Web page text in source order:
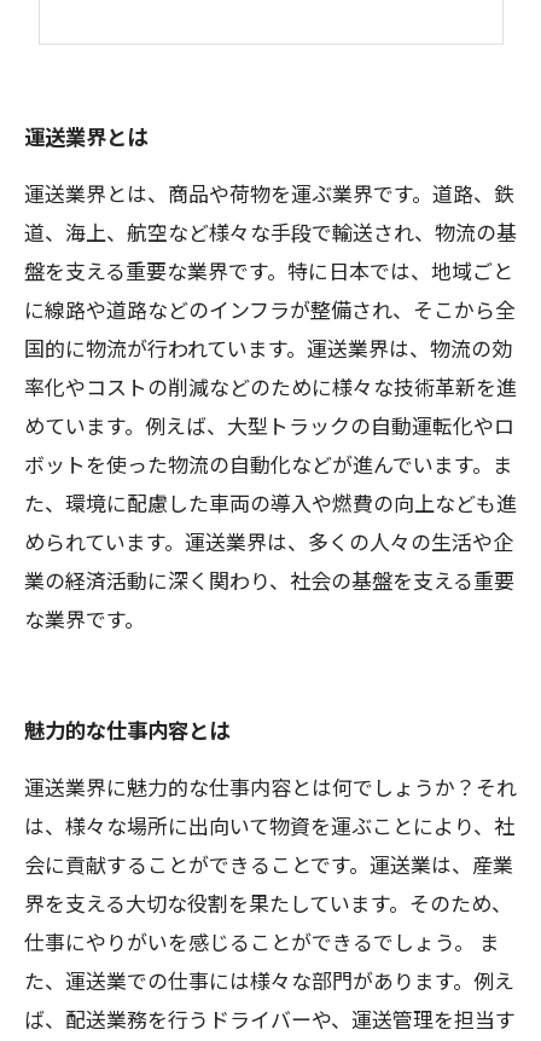
運送業界とは
運送業界とは、商品や荷物を運ぶ業界です。道路、鉄
道、海上、航空など様々な手段で輸送され、物流の基
盤を支える重要な業界です。特に日本では、地域ごと
に線路や道路などのインフラが整備され、そこから全
国的に物流が行われています。運送業界は、物流の効
率化やコストの削減などのために様々な技術革新を進
めています。例えば、大型トラックの自動運転化やロ
ボットを使った物流の自動化などが進んでいます。ま
た、環境に配慮した車両の導入や燃費の向上なども進
められています。運送業界は、多くの人々の生活や企
業の経済活動に深く関わり、社会の基盤を支える重要
な業界です。
魅力的な仕事内容とは
運送業界に魅力的な仕事内容とは何でしょうか？それ
は、様々な場所に出向いて物資を運ぶことにより、社
会に貢献することができることです。運送業は、産業
界を支える大切な役割を果たしています。そのため、
仕事にやりがいを感じることができるでしょう。 ま
た、運送業での仕事には様々な部門があります。例え
ば、配送業務を行うドライバーや、運送管理を担当す